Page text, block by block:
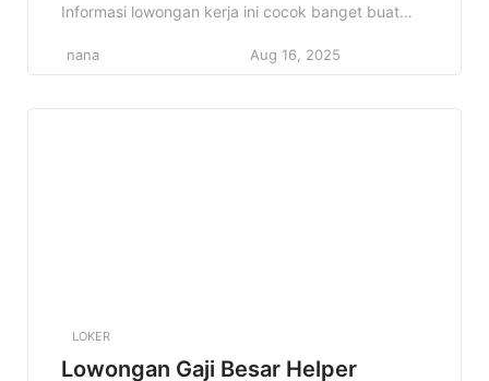
Informasi lowongan kerja ini cocok banget buat
punya semangat kerja tinggi. Di artikel ini, kita
nana Aug 16, 2025
LOKER
Lowongan Gaji Besar Helper